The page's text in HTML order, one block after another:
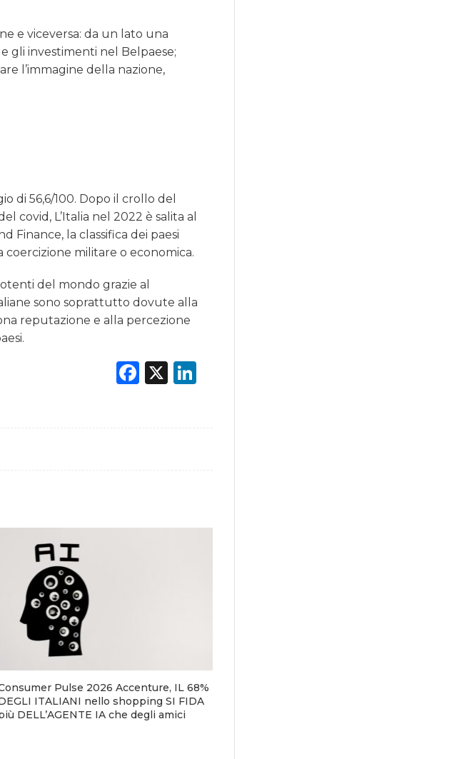
e viceversa: da un lato una
gli investimenti nel Belpaese;
l’immagine della nazione,
di 56,6/100. Dopo il crollo del
covid, L’Italia nel 2022 è salita al
Finance, la classifica dei paesi
militare o economica.
del mondo grazie al
sono soprattutto dovute alla
reputazione e alla percezione
Facebook
X LinkedIn
Pulse 2026 Accenture, IL 68%
ITALIANI nello shopping SI FIDA
DELL’AGENTE IA che degli amici